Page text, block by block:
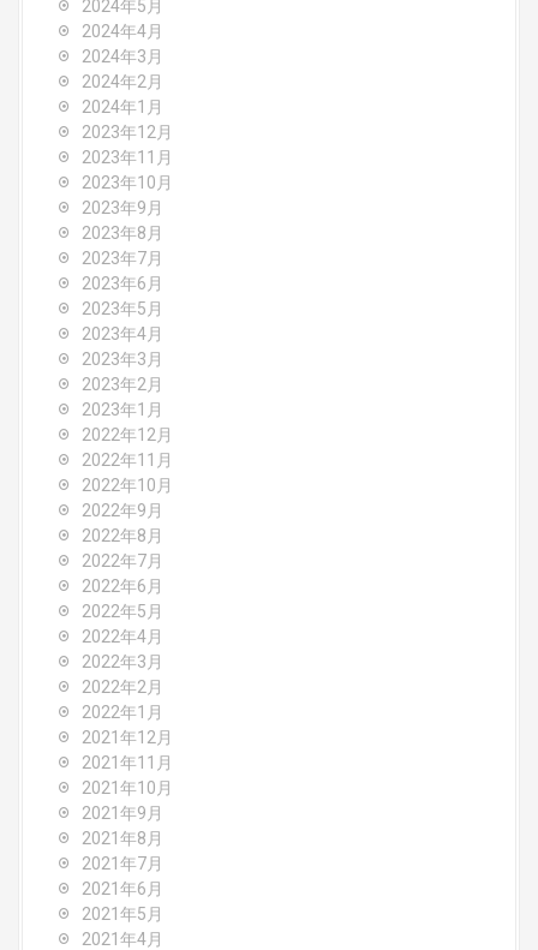
2024年5月
2024年4月
2024年3月
2024年2月
2024年1月
2023年12月
2023年11月
2023年10月
2023年9月
2023年8月
2023年7月
2023年6月
2023年5月
2023年4月
2023年3月
2023年2月
2023年1月
2022年12月
2022年11月
2022年10月
2022年9月
2022年8月
2022年7月
2022年6月
2022年5月
2022年4月
2022年3月
2022年2月
2022年1月
2021年12月
2021年11月
2021年10月
2021年9月
2021年8月
2021年7月
2021年6月
2021年5月
2021年4月